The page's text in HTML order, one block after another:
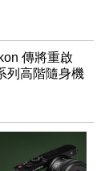
傳將重啟
列高階隨身機